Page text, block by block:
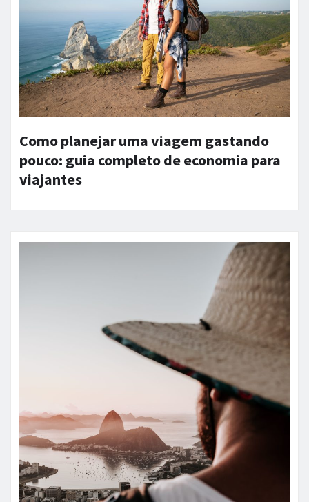
Como planejar uma viagem gastando
pouco: guia completo de economia para
viajantes